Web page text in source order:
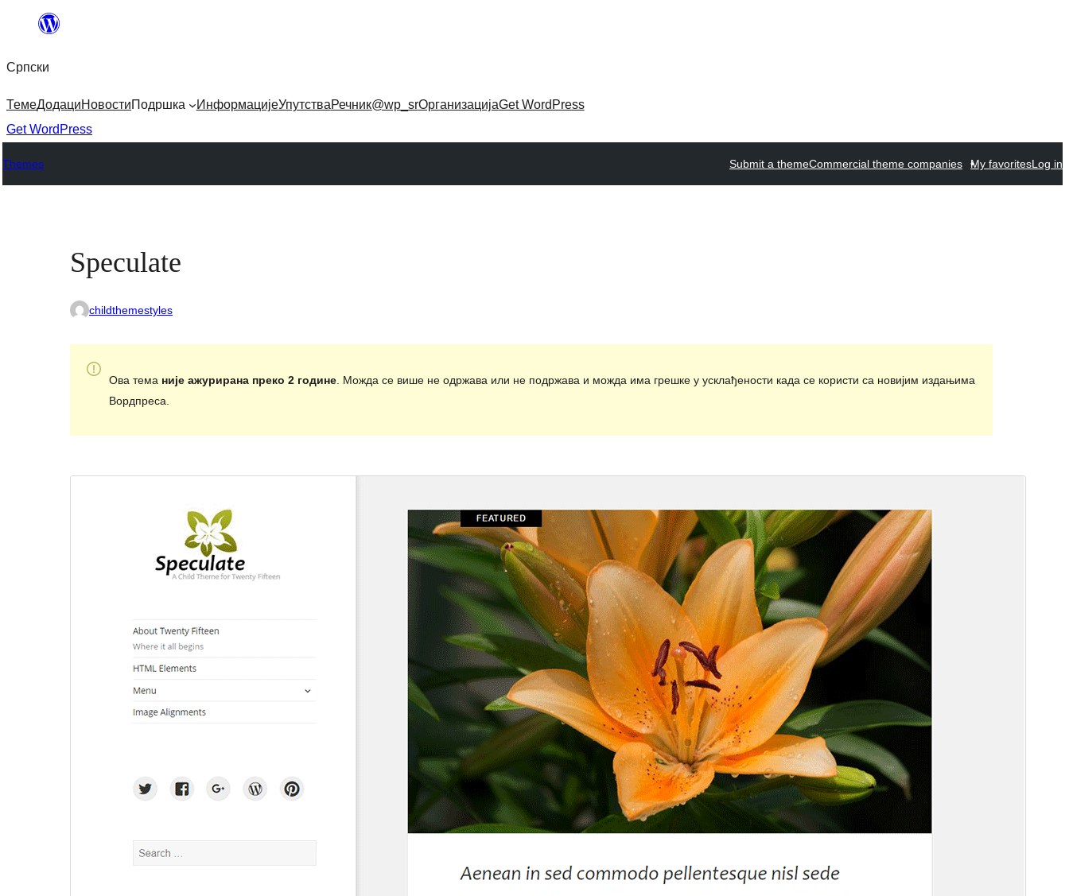
Скочи
садржај
Српски
ТемеДодациНовостиПодршка ИнформацијеУпутстваРечник@wp_srОрганизацијаGet WordPress
Get WordPress
Themes Submit a themeCommercial theme companies My favoritesLog in
Speculate
childthemestyles
Ова тема није ажурирана преко 2 године. Можда се више не одржава или не подржава и можда има грешке у усклађености када се користи са новијим издањима
Вордпреса.
Ово је тема-дете темеTwenty Fifteen
Издање
Last updated
Active installations
WordPress version
Theme homepage